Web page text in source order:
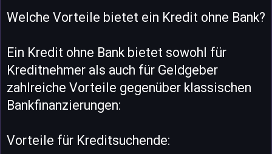
Welche Vorteile bietet ein Kredit ohne Bank?
Ein Kredit ohne Bank bietet sowohl für
Kreditnehmer als auch für Geldgeber
zahlreiche Vorteile gegenüber klassischen
Bankfinanzierungen:
Vorteile für Kreditsuchende: